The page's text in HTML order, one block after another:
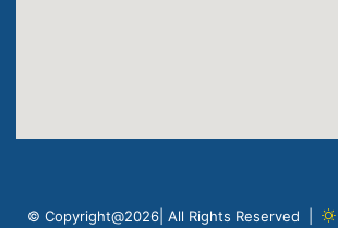
© Copyright@2026| All Rights Reserved |